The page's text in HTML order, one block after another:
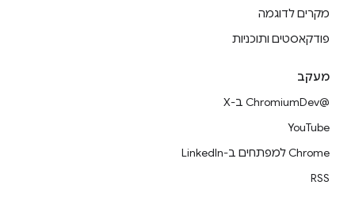
מקרים לדוגמה
פודקאסטים ותוכניות
מעקב
@ChromiumDev ב-X
YouTube
Chrome למפתחים ב-LinkedIn
RSS